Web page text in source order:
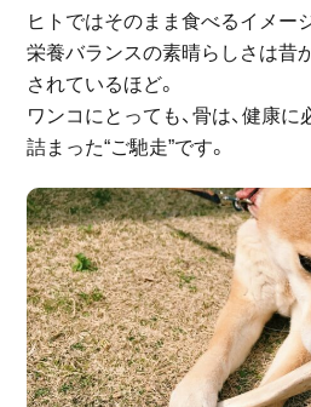
ヒトではそのまま食べるイメー
栄養バランスの素晴らしさは昔
されているほど。
ワンコにとっても、骨は、健康
詰まった“ご馳走”です。